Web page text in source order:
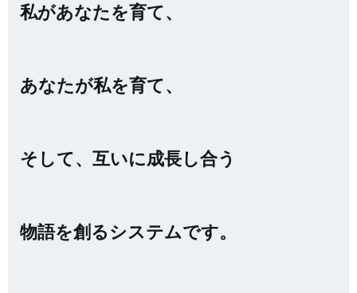
私があなたを育て、
あなたが私を育て、
そして、互いに成長し合う
物語を創るシステムです。